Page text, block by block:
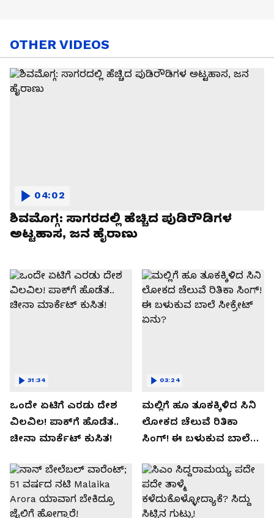
OTHER VIDEOS
ಶಿವಮೊಗ್ಗ: ಸಾಗರದಲ್ಲಿ ಹೆಚ್ಚಿದ ಪುಡಿರೌಡಿಗಳ
ಅಟ್ಟಹಾಸ, ಜನ ಹೈರಾಣು
04:02
ಒಂದೇ ಏಟಿಗೆ ಎರಡು ದೇಶ
ವಿಲವಿಲ! ಪಾಕ್​​ಗೆ ಹೊಡೆತ..
ಚೀನಾ ಮಾರ್ಕೆಟ್​ ಕುಸಿತ!
31:34
ಮಲ್ಲಿಗೆ ಹೂ ತೂಕಕ್ಕಿಳಿದ ಸಿನಿ
ಲೋಕದ ಚೆಲುವೆ ರಿತಿಕಾ
ಸಿಂಗ್!‌ ಈ ಬಳುಕುವ ಬಾಲೆ
03:24